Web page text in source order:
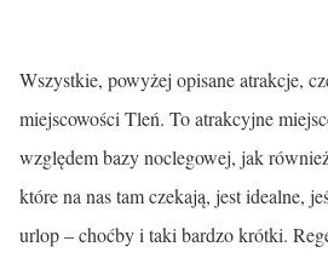
Wszystkie, powyżej opisane atrakcje,
miejscowości Tleń. To atrakcyjne
względem bazy noclegowej, jak
które na nas tam czekają, jest idealne,
urlop – choćby i taki bardzo krótki.